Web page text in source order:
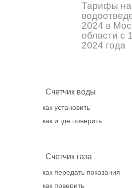
Тарифы на
2024 в
области с
2024 года
Счетчик воды
как установить
как и где поверить
Счетчик газа
как передать показания
как поверить